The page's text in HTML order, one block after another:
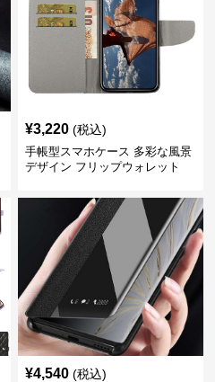
¥3,220 (税込)
手帳型スマホケース 多彩な風景
デザイン フリップウォレット
¥4,540 (税込)